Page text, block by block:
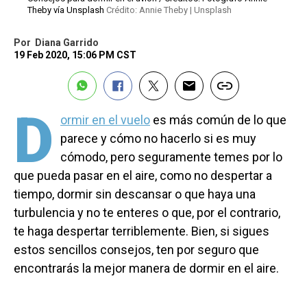
Theby vía Unsplash Crédito: Annie Theby | Unsplash
Por
Diana Garrido
19 Feb 2020, 15:06 PM CST
D ormir en el vuelo es más común de lo que
parece y cómo no hacerlo si es muy
cómodo, pero seguramente temes por lo
que pueda pasar en el aire, como no despertar a
tiempo, dormir sin descansar o que haya una
turbulencia y no te enteres o que, por el contrario,
te haga despertar terriblemente. Bien, si sigues
estos sencillos consejos, ten por seguro que
encontrarás la mejor manera de dormir en el aire.